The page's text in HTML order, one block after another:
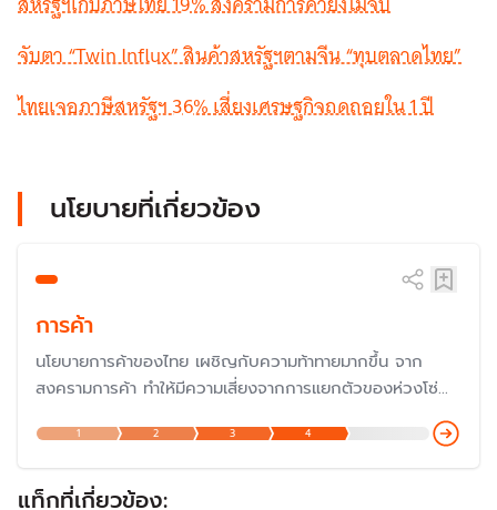
จับตา “Twin Influx” สินค้าสหรัฐฯตามจีน “ทุบตลาดไทย”
ไทยเจอภาษีสหรัฐฯ 36% เสี่ยงเศรษฐกิจถดถอยใน 1 ปี
นโยบายที่เกี่ยวข้อง
การค้า
นโยบายการค้าของไทย เผชิญกับความท้าทายมากขึ้น จาก
สงครามการค้า ทำให้มีความเสี่ยงจากการแยกตัวของห่วงโซ่
อุปทานโลก ซึ่งทำให้ไทยต้องดำเนินนโยบายเป็นกลางและประสาน
ผลประโยชน์ระหว่างประเทศให้เหมาะสม
1 2 3 4
แท็กที่เกี่ยวข้อง: